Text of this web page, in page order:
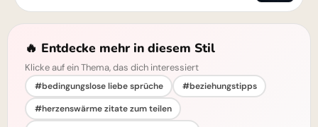
🔥 Entdecke mehr in diesem Stil
Klicke auf ein Thema, das dich interessiert
#bedingungslose liebe sprüche
#beziehungstipps
#herzenswärme zitate zum teilen